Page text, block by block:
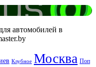
для автомобилей в
Клубное Москва Поп